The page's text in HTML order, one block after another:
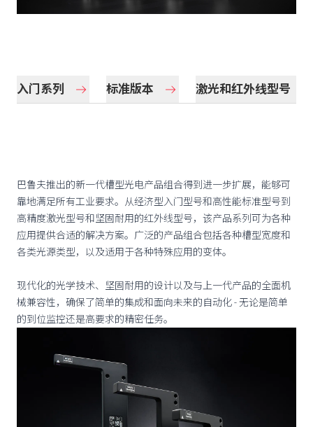
入门系列 标准版本 激光和红外线型号
巴鲁夫推出的新一代槽型光电产品组合得到进一步扩展，能够可
靠地满足所有工业要求。从经济型入门型号和高性能标准型号到
高精度激光型号和坚固耐用的红外线型号，该产品系列可为各种
应用提供合适的解决方案。广泛的产品组合包括各种槽型宽度和
各类光源类型，以及适用于各种特殊应用的变体。
现代化的光学技术、坚固耐用的设计以及与上一代产品的全面机
械兼容性，确保了简单的集成和面向未来的自动化 - 无论是简单
的到位监控还是高要求的精密任务。